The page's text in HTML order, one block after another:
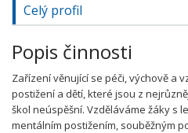
Celý profil
Popis činnosti
Zařízení věnující se péči, výchově a
postižení a dětí, které jsou z
škol neúspěšní. Vzděláváme žáky s
mentálním postižením, souběžným